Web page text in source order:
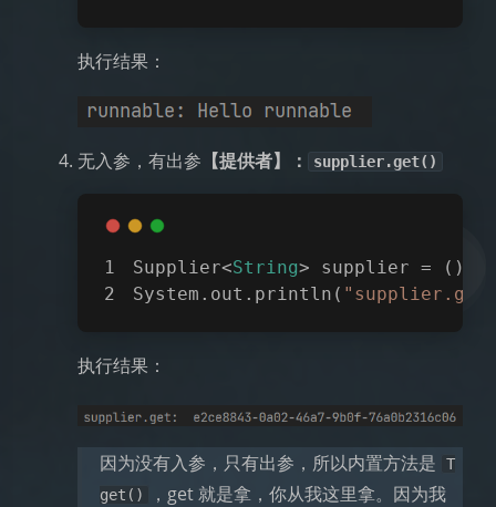
执行结果：
无入参，有出参 【提供者】： supplier.get()
Supplier<String> supplier = ()
System.out.println(
执行结果：
因为没有入参，只有出参，所以内置方法是
T
get()
，get 就是拿，你从我这里拿。因为我